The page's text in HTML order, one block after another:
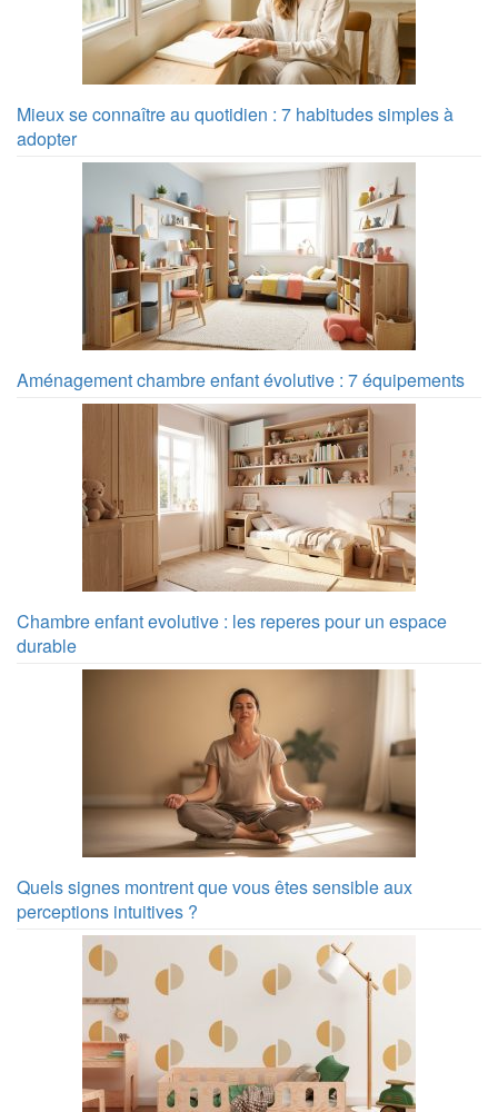
Mieux se connaître au quotidien : 7 habitudes simples à
adopter
Aménagement chambre enfant évolutive : 7 équipements
Chambre enfant evolutive : les reperes pour un espace
durable
Quels signes montrent que vous êtes sensible aux
perceptions intuitives ?